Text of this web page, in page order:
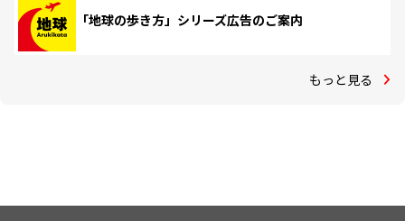
「地球の歩き方」シリーズ広告のご案内
もっと見る